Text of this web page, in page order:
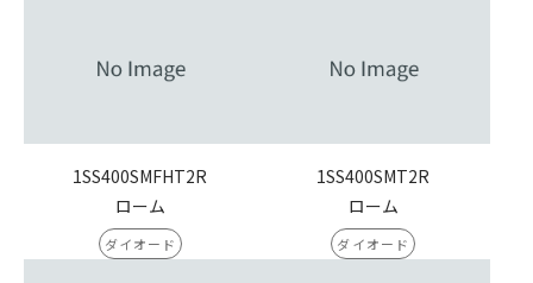
1SS400SMFHT2R
ローム
ダイオード
1SS400SMT2R
ローム
ダイオード